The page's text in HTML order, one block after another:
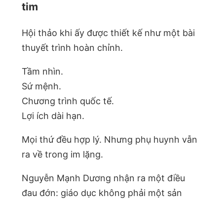
tim
Hội thảo khi ấy được thiết kế như một bài
thuyết trình hoàn chỉnh.
Tầm nhìn.
Sứ mệnh.
Chương trình quốc tế.
Lợi ích dài hạn.
Mọi thứ đều hợp lý. Nhưng phụ huynh vẫn
ra về trong im lặng.
Nguyễn Mạnh Dương nhận ra một điều
đau đớn: giáo dục không phải một sản